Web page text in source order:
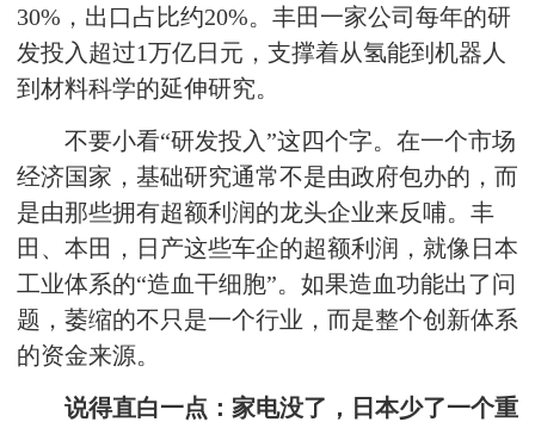
30%，出口占比约20%。丰田一家公司每年的研
发投入超过1万亿日元，支撑着从氢能到机器人
到材料科学的延伸研究。
不要小看“研发投入”这四个字。在一个市场
经济国家，基础研究通常不是由政府包办的，而
是由那些拥有超额利润的龙头企业来反哺。丰
田、本田，日产这些车企的超额利润，就像日本
工业体系的“造血干细胞”。如果造血功能出了问
题，萎缩的不只是一个行业，而是整个创新体系
的资金来源。
说得直白一点：家电没了，日本少了一个重